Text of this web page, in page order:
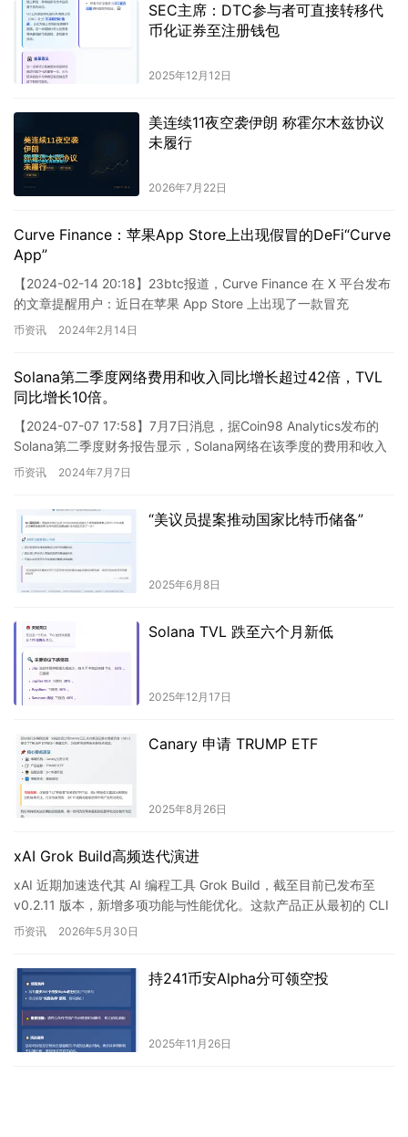
SEC主席：DTC参与者可直接转移代
币化证券至注册钱包
2025年12月12日
美连续11夜空袭伊朗 称霍尔木兹协议
未履行
2026年7月22日
Curve Finance：苹果App Store上出现假冒的DeFi“Curve
App”
【2024-02-14 20:18】23btc报道，Curve Finance 在 X 平台发布
的文章提醒用户：近日在苹果 App Store 上出现了一款冒充
DeFi“Curv…
币资讯 2024年2月14日
Solana第二季度网络费用和收入同比增长超过42倍，TVL
同比增长10倍。
【2024-07-07 17:58】7月7日消息，据Coin98 Analytics发布的
Solana第二季度财务报告显示，Solana网络在该季度的费用和收入
均呈现显著增长，同比…
币资讯 2024年7月7日
“美议员提案推动国家比特币储备”
2025年6月8日
Solana TVL 跌至六个月新低
2025年12月17日
Canary 申请 TRUMP ETF
2025年8月26日
xAI Grok Build高频迭代演进
xAI 近期加速迭代其 AI 编程工具 Grok Build，截至目前已发布至
v0.2.11 版本，新增多项功能与性能优化。这款产品正从最初的 CLI
工具快速演变为一套完整的 …
币资讯 2026年5月30日
持241币安Alpha分可领空投
2025年11月26日